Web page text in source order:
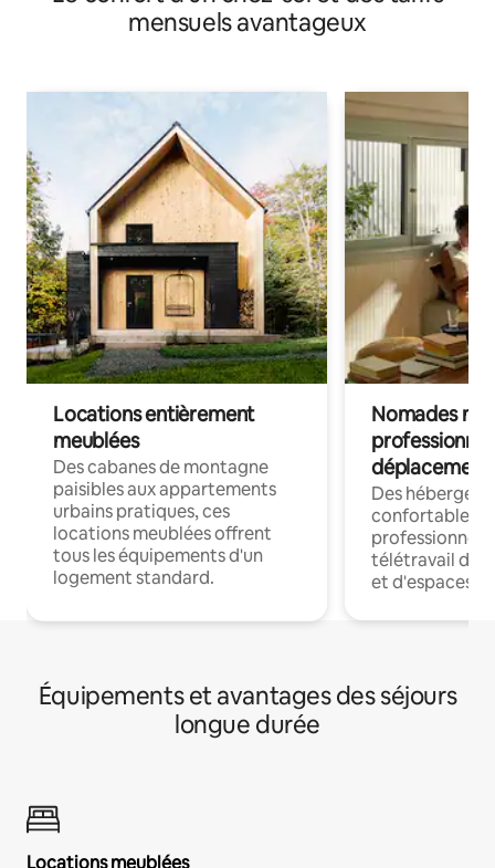
mensuels avantageux
Locations entièrement
meublées
Des cabanes de montagne
paisibles aux appartements
urbains pratiques, ces
locations meublées offrent
tous les équipements d'un
logement standard.
Nomades
déplacement
Des
confortables
professionnels
télétravail
et d'espaces
Équipements et avantages des séjours
longue durée
Locations meublées